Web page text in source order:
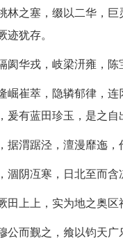
林之塞，缀以二华，
犹存。
阂华戎，岐梁汧雍，陈
崛崔萃，隐辚郁律，连
有蓝田珍玉，是之自
据渭踞泾，澶漫靡迤，
涸阴冱寒，日北至而含
田上上，实为地之奥区
而觐之，飨以钧天广